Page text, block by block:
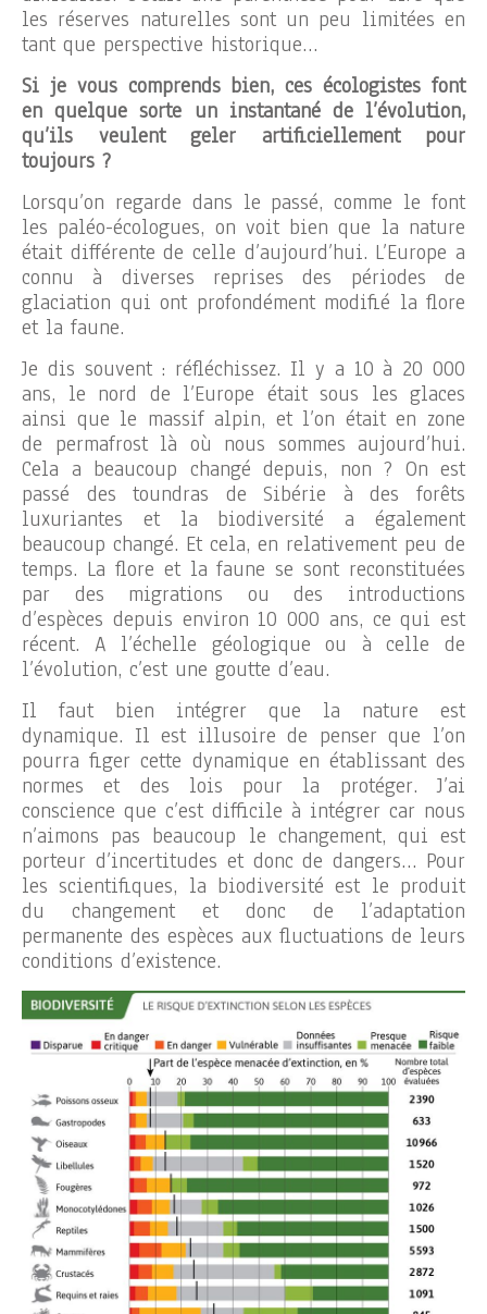
les réserves naturelles sont un peu limitées en
tant que perspective historique…
Si je vous comprends bien, ces écologistes font
en quelque sorte un instantané de l’évolution,
qu’ils veulent geler artificiellement pour
toujours ?
Lorsqu’on regarde dans le passé, comme le font
les paléo-écologues, on voit bien que la nature
était différente de celle d’aujourd’hui. L’Europe a
connu à diverses reprises des périodes de
glaciation qui ont profondément modifié la flore
et la faune.
Je dis souvent : réfléchissez. Il y a 10 à 20 000
ans, le nord de l’Europe était sous les glaces
ainsi que le massif alpin, et l’on était en zone
de permafrost là où nous sommes aujourd’hui.
Cela a beaucoup changé depuis, non ? On est
passé des toundras de Sibérie à des forêts
luxuriantes et la biodiversité a également
beaucoup changé. Et cela, en relativement peu de
temps. La flore et la faune se sont reconstituées
par des migrations ou des introductions
d’espèces depuis environ 10 000 ans, ce qui est
récent. A l’échelle géologique ou à celle de
l’évolution, c’est une goutte d’eau.
Il faut bien intégrer que la nature est
dynamique. Il est illusoire de penser que l’on
pourra figer cette dynamique en établissant des
normes et des lois pour la protéger. J’ai
conscience que c’est difficile à intégrer car nous
n’aimons pas beaucoup le changement, qui est
porteur d’incertitudes et donc de dangers… Pour
les scientifiques, la biodiversité est le produit
du changement et donc de l’adaptation
permanente des espèces aux fluctuations de leurs
conditions d’existence.